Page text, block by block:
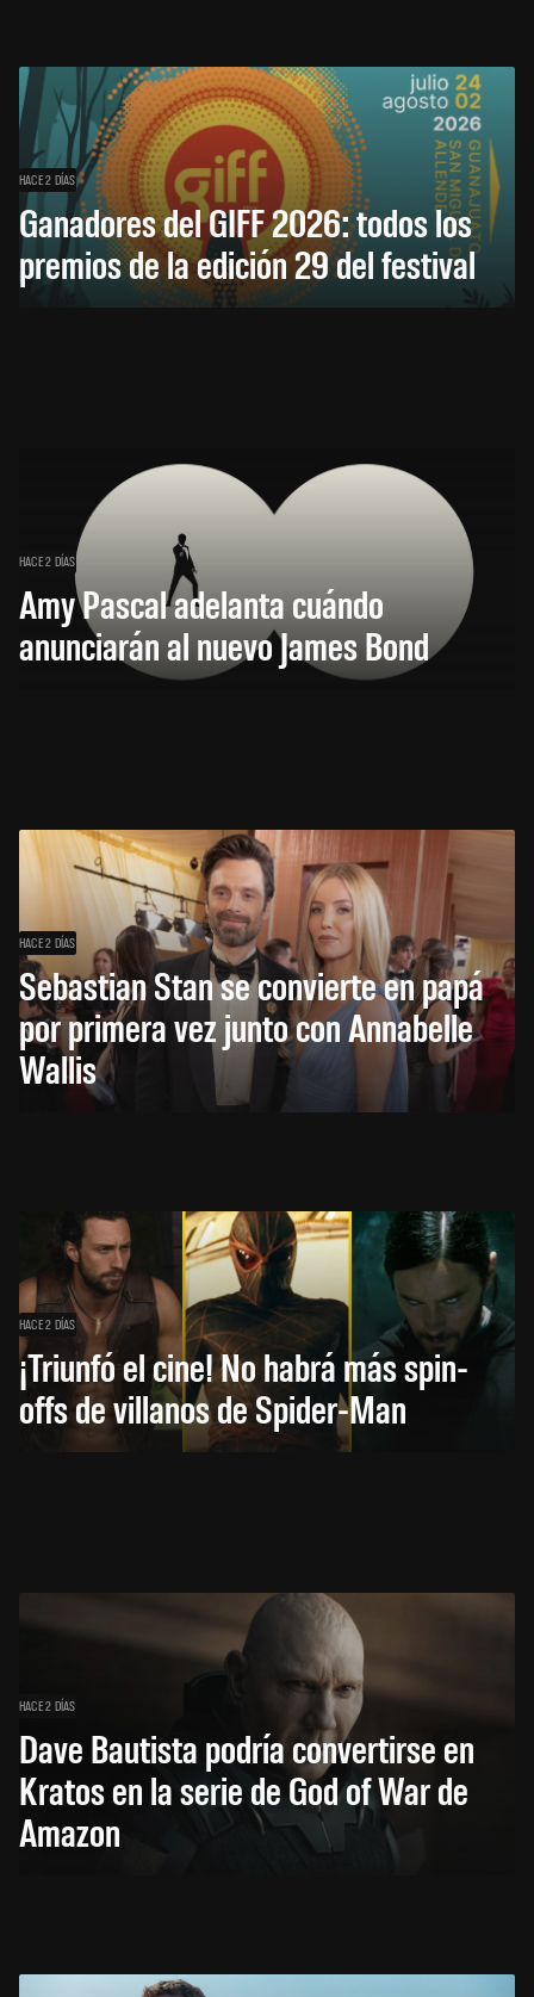
HACE 2 DÍAS
Ganadores del GIFF 2026: todos los
premios de la edición 29 del festival
HACE 2 DÍAS
Amy Pascal adelanta cuándo
anunciarán al nuevo James Bond
HACE 2 DÍAS
Sebastian Stan se convierte en papá
por primera vez junto con Annabelle
Wallis
HACE 2 DÍAS
¡Triunfó el cine! No habrá más spin-
offs de villanos de Spider-Man
HACE 2 DÍAS
Dave Bautista podría convertirse en
Kratos en la serie de God of War de
Amazon